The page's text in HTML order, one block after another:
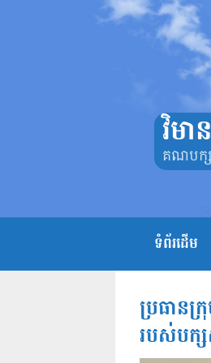
វិម
គណបក្ស
ទំព័រដើម
ប្រធាន
របស់​បក្